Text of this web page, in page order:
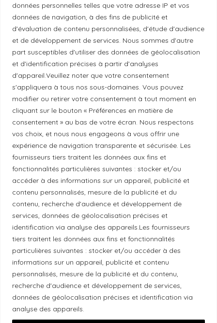
données personnelles telles que votre adresse IP et vos
données de navigation, à des fins de publicité et
d'évaluation de contenu personnalisées, d'étude d'audience
et de développement de services. Nous sommes d'autre
part susceptibles d'utiliser des données de géolocalisation
et d'identification précises à partir d’analyses
d'appareil.Veuillez noter que votre consentement
s'appliquera à tous nos sous-domaines. Vous pouvez
modifier ou retirer votre consentement à tout moment en
cliquant sur le bouton « Préférences en matière de
consentement » au bas de votre écran. Nous respectons
vos choix, et nous nous engageons à vous offrir une
expérience de navigation transparente et sécurisée. Les
fournisseurs tiers traitent les données aux fins et
fonctionnalités particulières suivantes : stocker et/ou
accéder à des informations sur un appareil, publicité et
contenu personnalisés, mesure de la publicité et du
contenu, recherche d'audience et développement de
services, données de géolocalisation précises et
identification via analyse des appareils.Les fournisseurs
tiers traitent les données aux fins et fonctionnalités
particulières suivantes : stocker et/ou accéder à des
informations sur un appareil, publicité et contenu
personnalisés, mesure de la publicité et du contenu,
recherche d'audience et développement de services,
données de géolocalisation précises et identification via
analyse des appareils.
Mentions légales
Politique de confidentialité
Principes de publication
Politique de correction
Politique de diversité
Politique éthique
Reconnaissance du territoire
Local Market, marque portée par la société Les
Chats Gourmets Ltd. tient à souligner que ses
installations, situées au 511 Lacolle Way (Ottawa-
Orléans), se trouvent sur le territoire traditionnel non
cédé du peuple algonquin anichinabé. Nous
reconnaissons et remercions les peuples